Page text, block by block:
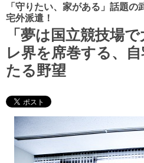
「守りたい、家がある」話題
宅外派遣！
「夢は国立競技場
レ界を席巻する、
たる野望